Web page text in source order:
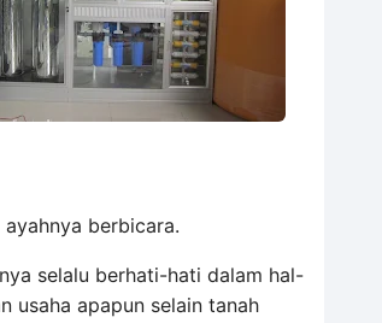
berbicara.
selalu berhati-hati dalam hal-
usaha apapun selain tanah